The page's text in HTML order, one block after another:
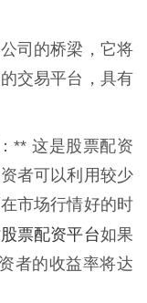
司的桥梁，它将
交易平台，具有
** 这是股票配资
者可以利用较少
市场行情好的时
票配资平台如果
者的收益率将达